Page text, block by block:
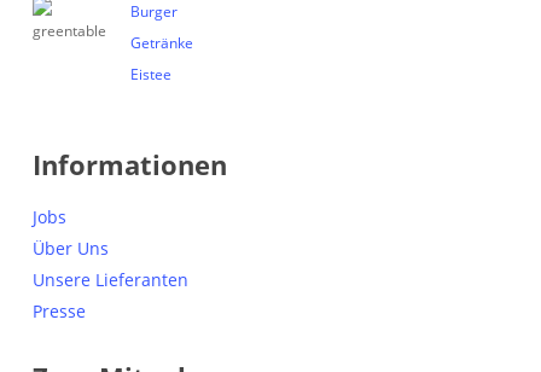
Burger
Getränke
Eistee
Informationen
Jobs
Über Uns
Unsere Lieferanten
Presse